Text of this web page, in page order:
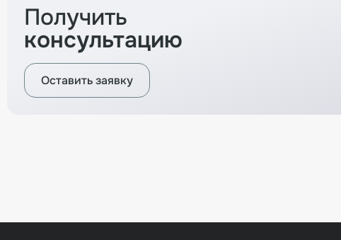
Вернуться назад
Получить
консультацию
Оставить заявку